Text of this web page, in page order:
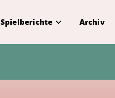
Spielberichte Archiv